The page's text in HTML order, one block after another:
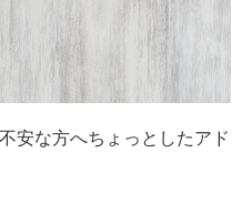
安な方へちょっとしたアド